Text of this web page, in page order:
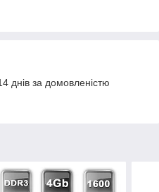
днів за домовленістю